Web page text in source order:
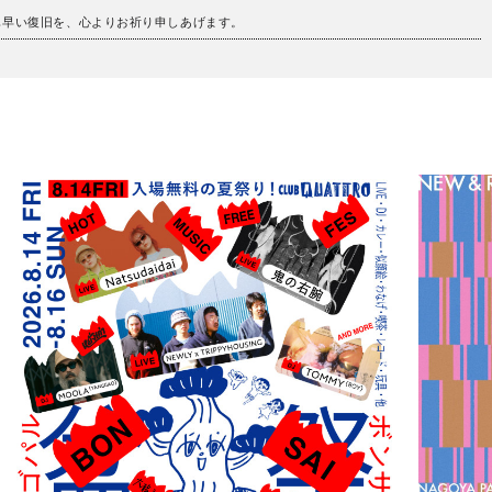
い復旧を、心よりお祈り申しあげます。